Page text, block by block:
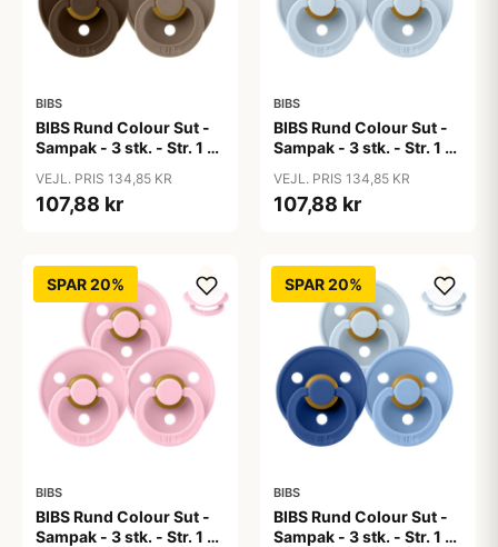
BIBS
BIBS Rund Colour Sut -
Sampak - 3 stk. - Str. 1 -
VEJL. PRIS 134,85 KR
107,88 kr
BIBS
BIBS Rund Colour Sut -
Sampak - 3 stk. - Str. 1 -
VEJL. PRIS 134,85 KR
107,88 kr
SPAR 20%
BIBS
BIBS Rund Colour Sut -
Sampak - 3 stk. - Str. 1 -
SPAR 20%
BIBS
BIBS Rund Colour Sut -
Sampak - 3 stk. - Str. 1 -